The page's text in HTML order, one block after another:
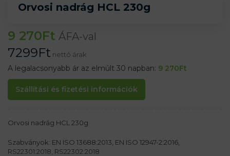
Orvosi nadrág HCL 230g
9 270Ft ÁFA-val
7299Ft nettó árak
A legalacsonyabb ár az elmúlt 30 napban: 9 270Ft
Szállítási és fizetési információk
Orvosi nadrág HCL 230g
Szabványok: EN ISO 13688:2013, EN ISO 12947-2:2016,
RS22301:2018, RS22302:2018